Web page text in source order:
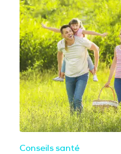
Conseils santé